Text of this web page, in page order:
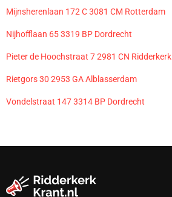
Mijnsherenlaan 172 C 3081 CM Rotterdam
Nijhofflaan 65 3319 BP Dordrecht
Pieter de Hoochstraat 7 2981 CN Ridderkerk
Rietgors 30 2953 GA Alblasserdam
Vondelstraat 147 3314 BP Dordrecht